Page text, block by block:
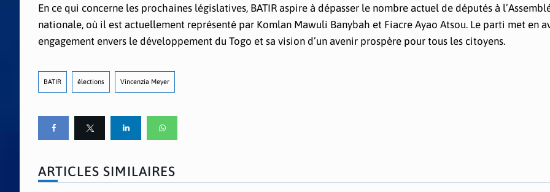
En ce qui concerne les prochaines législatives, BATIR aspire à dépasser le nombre actuel de députés à
nationale, où il est actuellement représenté par Komlan Mawuli Banybah et Fiacre Ayao Atsou. Le parti met en
engagement envers le développement du Togo et sa vision d’un avenir prospère pour tous les citoyens.
BATIR élections Vincenzia Meyer
ARTICLES SIMILAIRES